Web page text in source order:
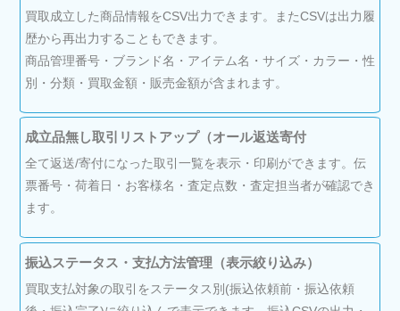
買取成立した商品情報をCSV出力できます。またCSVは出力履
歴から再出力することもできます。
商品管理番号・ブランド名・アイテム名・サイズ・カラー・性
別・分類・買取金額・販売金額が含まれます。
成立品無し取引リストアップ（オール返送寄付
全て返送/寄付になった取引一覧を表示・印刷ができます。伝
票番号・荷着日・お客様名・査定点数・査定担当者が確認でき
ます。
振込ステータス・支払方法管理（表示絞り込み）
買取支払対象の取引をステータス別(振込依頼前・振込依頼